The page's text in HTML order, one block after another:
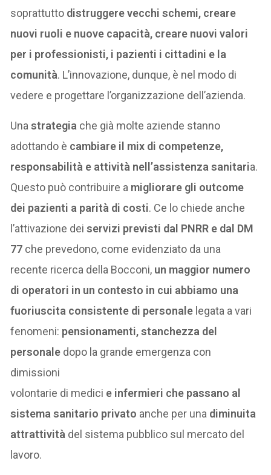
soprattutto distruggere vecchi schemi, creare
nuovi ruoli e nuove capacità, creare nuovi valori
per i professionisti, i pazienti i cittadini e la
comunità. L’innovazione, dunque, è nel modo di
vedere e progettare l’organizzazione dell’azienda.
Unastrategia che già molte aziende stanno
adottando è cambiare il mix di competenze,
responsabilità e attività nell’assistenza sanitaria.
Questo può contribuire a migliorare gli outcome
dei pazienti a parità di costi. Ce lo chiede anche
l’attivazione deiservizi previsti dal PNRR e dal DM
77 che prevedono, come evidenziato da una
recente ricerca della Bocconi, un maggior numero
di operatori in un contesto in cui abbiamo una
fuoriuscita consistente di personale legata a vari
fenomeni: pensionamenti, stanchezza del
personale dopo la grande emergenza con
dimissioni
volontarie di medici e infermieri che passano al
sistema sanitario privato anche per una diminuita
attrattività del sistema pubblico sul mercato del
lavoro.